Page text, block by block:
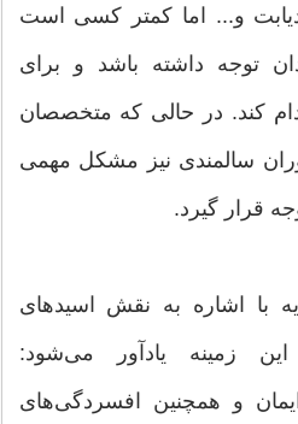
و... اما كمتر كسی است
توجه داشته باشد و برای
كند. در حالی كه متخصصان
سالمندی نیز مشكل مهمی
قرار گیرد.
با اشاره به نقش اسیدهای
زمینه یادآور می‌شود:
و همچنین افسردگی‌های